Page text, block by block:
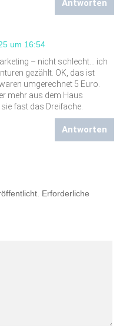
Antworten
um 16:54
– nicht schlecht… ich
gezählt. OK, das ist
umgerechnet 5 Euro.
mehr aus dem Haus
fast das Dreifache.
Antworten
Erforderliche